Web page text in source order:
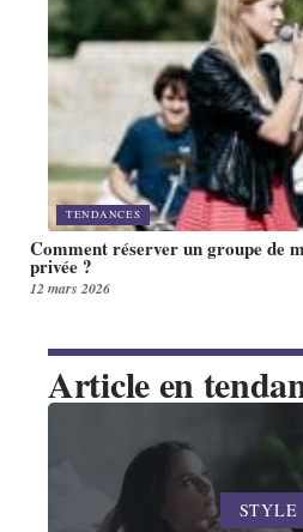
TENDANCES
Comment réserver un groupe de
privée ?
12 mars 2026
Article en
STYLE